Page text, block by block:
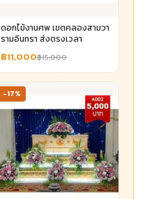
ดอกไม้งานศพ เขตคลองสามวา
รามอินทรา ส่งตรงเวลา
฿11,000฿15,000
-17%